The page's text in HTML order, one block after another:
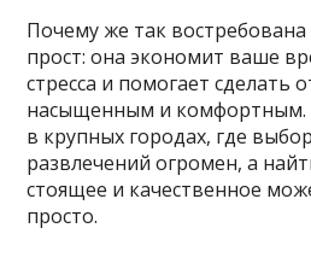
Почему же так востребована
прост: она экономит ваше
стресса и помогает сделать
насыщенным и комфортным.
в крупных городах, где
развлечений огромен, а
стоящее и качественное
просто.